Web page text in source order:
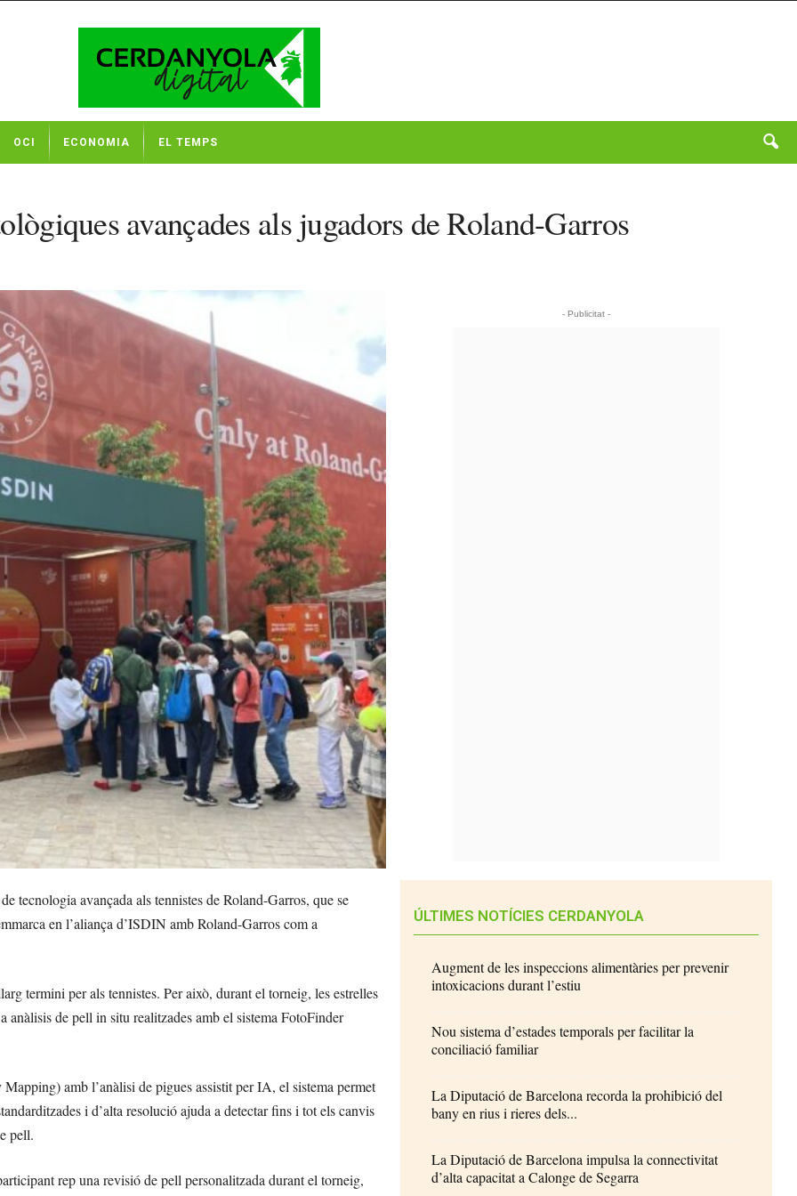
OCI ECONOMIA EL TEMPS
avançades als jugadors de Roland-Garros
tecnologia avançada als tennistes de Roland-Garros, que se
en l’aliança d’ISDIN amb Roland-Garros com a
termini per als tennistes. Per això, durant el torneig, les estrelles
anàlisis de pell in situ realitzades amb el sistema FotoFinder
amb l’anàlisi de pigues assistit per IA, el sistema permet
i d’alta resolució ajuda a detectar fins i tot els canvis
pell.
rep una revisió de pell personalitzada durant el torneig,
- Publicitat -
ÚLTIMES NOTÍCIES CERDANYOLA
Augment de les inspeccions alimentàries per prevenir
intoxicacions durant l’estiu
Nou sistema d’estades temporals per facilitar la
conciliació familiar
La Diputació de Barcelona recorda la prohibició del
bany en rius i rieres dels...
La Diputació de Barcelona impulsa la connectivitat
d’alta capacitat a Calonge de Segarra